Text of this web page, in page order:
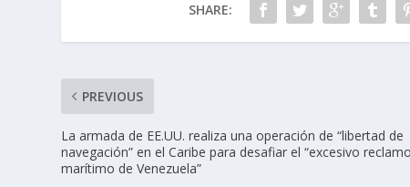
SHARE:
PREVIOUS
La armada de EE.UU. realiza una operación de “libertad de
navegación” en el Caribe para desafiar el “excesivo reclamo
marítimo de Venezuela”